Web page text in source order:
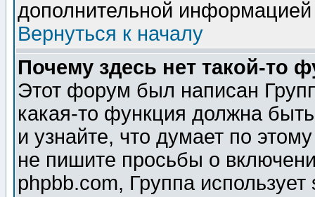
дополнительной
Вернуться к началу
Почему здесь нет такой-то
Этот форум был написан
какая-то функция должна
и узнайте, что думает по
не пишите просьбы о
phpbb.com, Группа